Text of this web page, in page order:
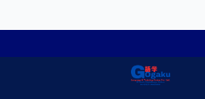
Privacy Policy
Contact Us